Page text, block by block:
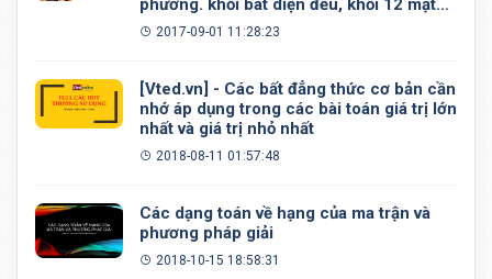
phương. khối bát diện đều, khối 12 mặt
đều, khối 20 mặt đều
2017-09-01 11:28:23
[Vted.vn] - Các bất đẳng thức cơ bản cần
nhớ áp dụng trong các bài toán giá trị lớn
nhất và giá trị nhỏ nhất
2018-08-11 01:57:48
Các dạng toán về hạng của ma trận và
phương pháp giải
2018-10-15 18:58:31